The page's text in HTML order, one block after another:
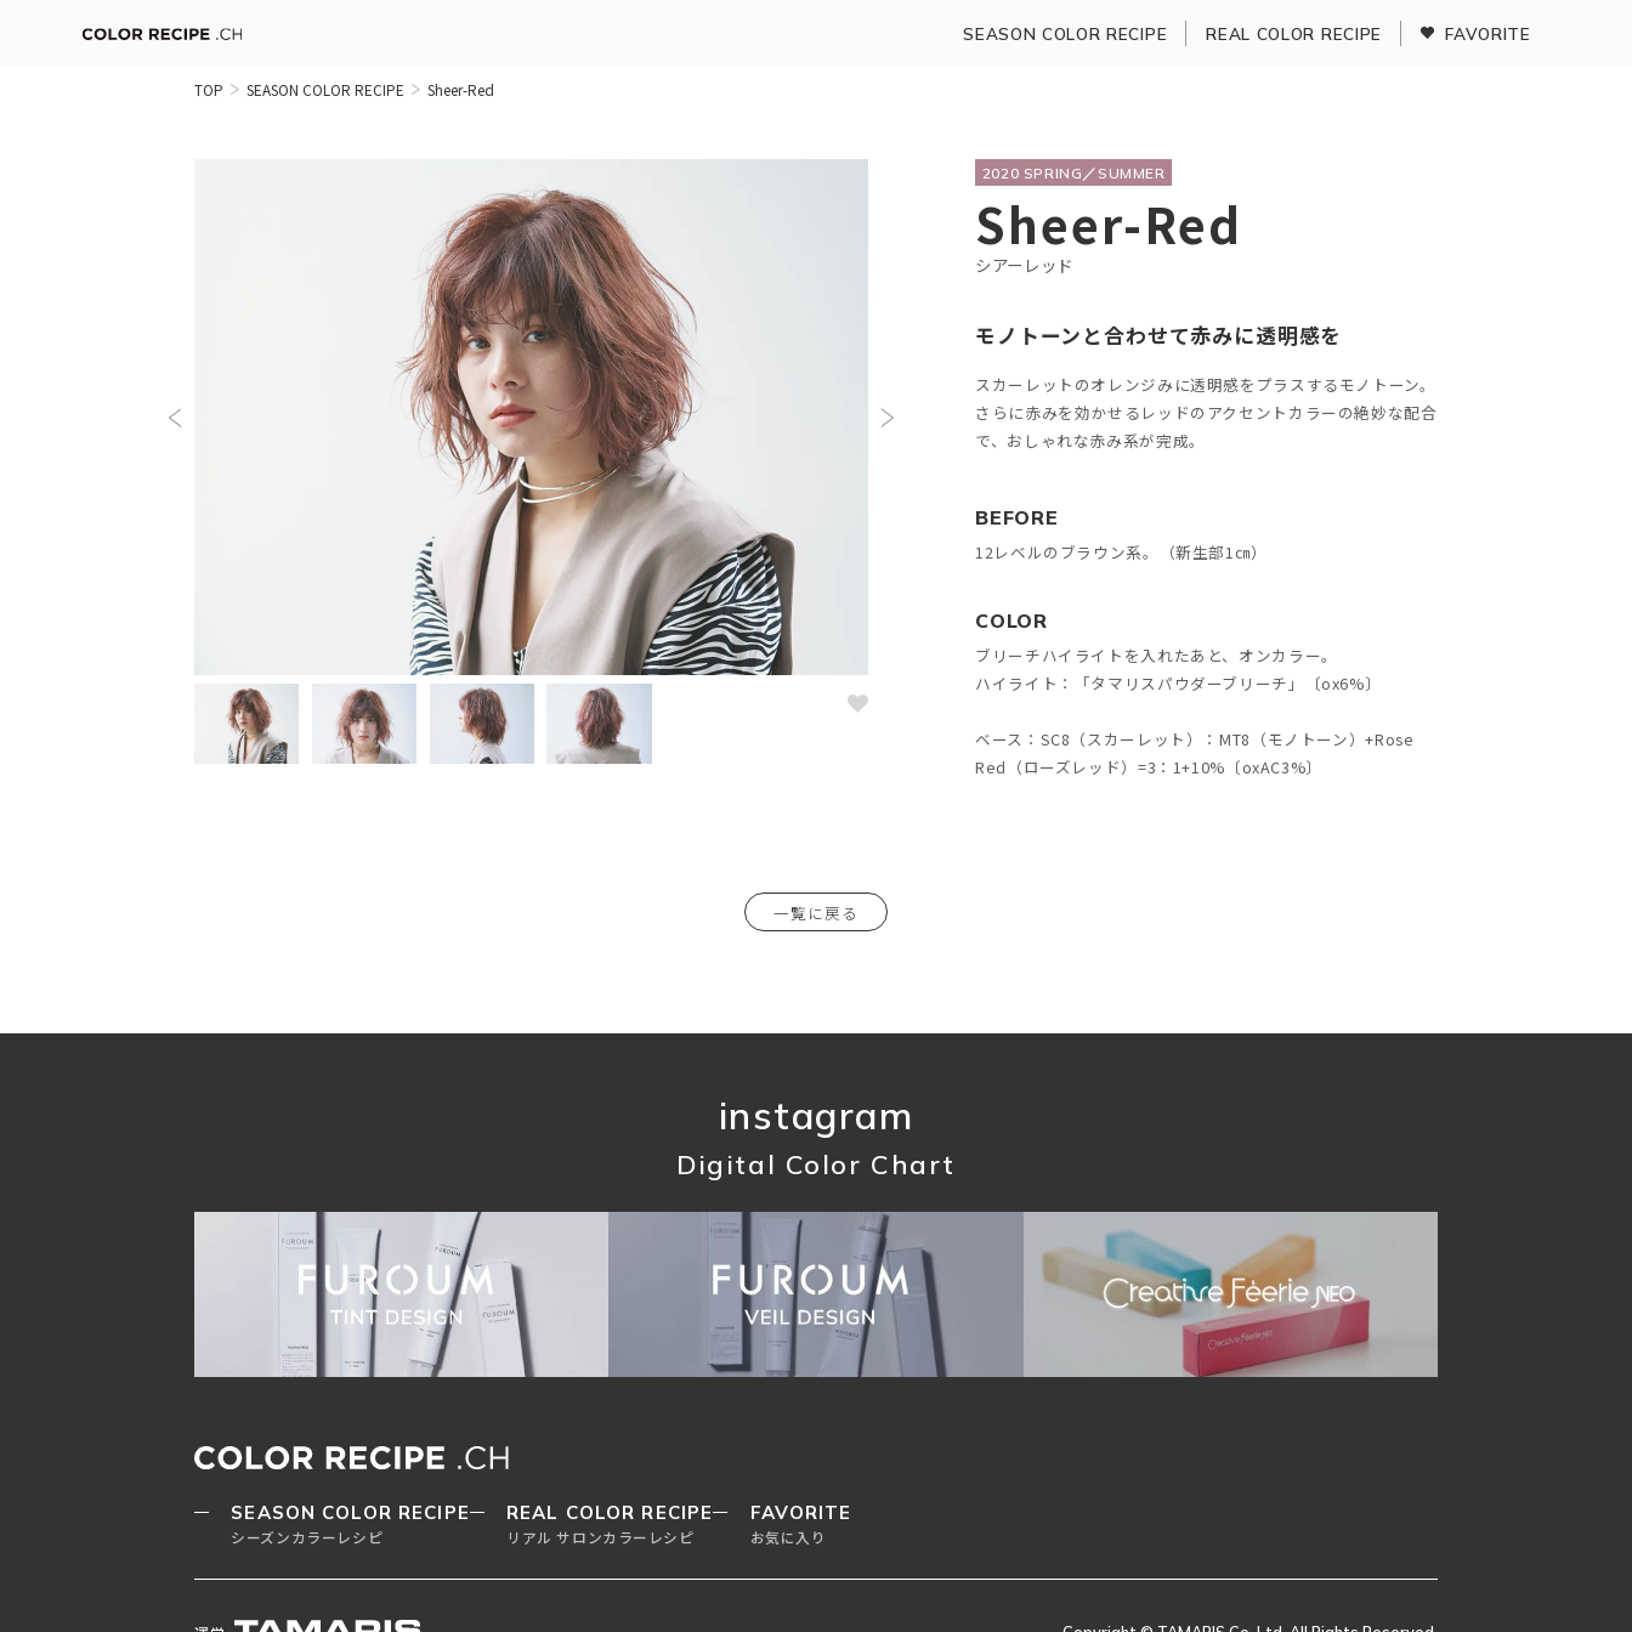
SEASON COLOR RECIPE REAL COLOR RECIPE FAVORITE
TOP SEASON COLOR RECIPE Sheer-Red
2020 SPRING／SUMMER
Sheer-Red
シアーレッド
モノトーンと合わせて赤みに透明感を
スカーレットのオレンジみに透明感をプラスするモノトーン。
さらに赤みを効かせるレッドのアクセントカラーの絶妙な配合
で、おしゃれな赤み系が完成。
BEFORE
12レベルのブラウン系。（新生部1㎝）
COLOR
ブリーチハイライトを入れたあと、オンカラー。
ハイライト：「タマリスパウダーブリーチ」〔ox6%〕
ベース：SC8（スカーレット）：MT8（モノトーン）+Rose
Red（ローズレッド）=3：1+10%〔oxAC3%〕
一覧に戻る
instagram
Digital Color Chart
SEASON COLOR RECIPE
シーズンカラーレシピ
REAL COLOR RECIPE
リアル サロンカラーレシピ
FAVORITE
お気に入り